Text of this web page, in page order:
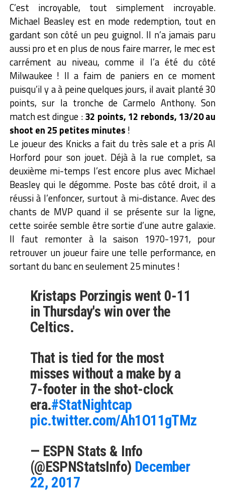
C’est incroyable, tout simplement incroyable.
Michael Beasley est en mode redemption, tout en
gardant son côté un peu guignol. Il n’a jamais paru
aussi pro et en plus de nous faire marrer, le mec est
carrément au niveau, comme il l’a été du côté
Milwaukee ! Il a faim de paniers en ce moment
puisqu’il y a à peine quelques jours, il avait planté 30
points, sur la tronche de Carmelo Anthony. Son
match est dingue :32 points, 12 rebonds, 13/20 au
shoot en 25 petites minutes !
Le joueur des Knicks a fait du très sale et a pris Al
Horford pour son jouet. Déjà à la rue complet, sa
deuxième mi-temps l’est encore plus avec Michael
Beasley qui le dégomme. Poste bas côté droit, il a
réussi à l’enfoncer, surtout à mi-distance. Avec des
chants de MVP quand il se présente sur la ligne,
cette soirée semble être sortie d’une autre galaxie.
Il faut remonter à la saison 1970-1971, pour
retrouver un joueur faire une telle performance, en
sortant du banc en seulement 25 minutes !
Kristaps Porzingis went 0-11
in Thursday's win over the
Celtics.
That is tied for the most
misses without a make by a
7-footer in the shot-clock
era.#StatNightcap
pic.twitter.com/Ah1O11gTMz
— ESPN Stats & Info
(@ESPNStatsInfo) December
22, 2017